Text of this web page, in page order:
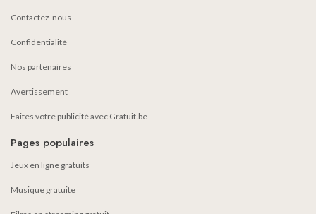
Contactez-nous
Confidentialité
Nos partenaires
Avertissement
Faites votre publicité avec Gratuit.be
Pages populaires
Jeux en ligne gratuits
Musique gratuite